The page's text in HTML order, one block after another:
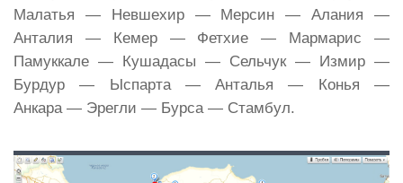
Малатья — Невшехир — Мерсин — Алания —
Анталия — Кемер — Фетхие — Мармарис —
Памуккале — Кушадасы — Сельчук — Измир —
Бурдур — Ыспарта — Анталья — Конья —
Анкара — Эрегли — Бурса — Стамбул.